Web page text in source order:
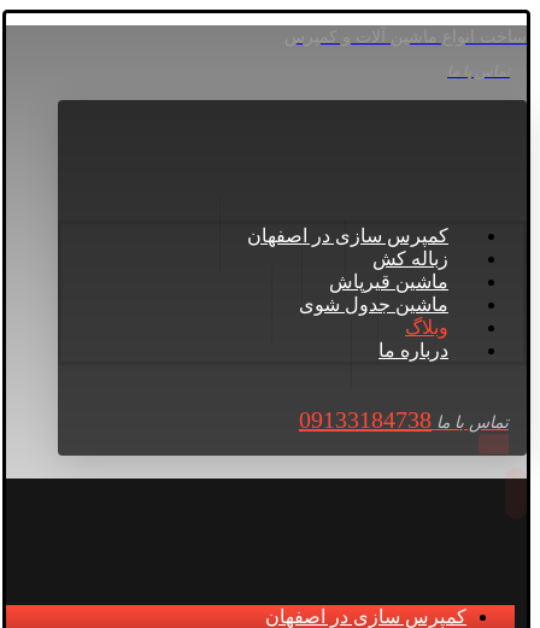
ساخت انواع ماشین آلات و کمپرس
کمپرس سازی در اصفهان
زباله کش
ماشین قیرپاش
ماشین جدول شوی
وبلاگ
درباره ما
تماس با ما 09133184738
کمپرس سازی در اصفهان